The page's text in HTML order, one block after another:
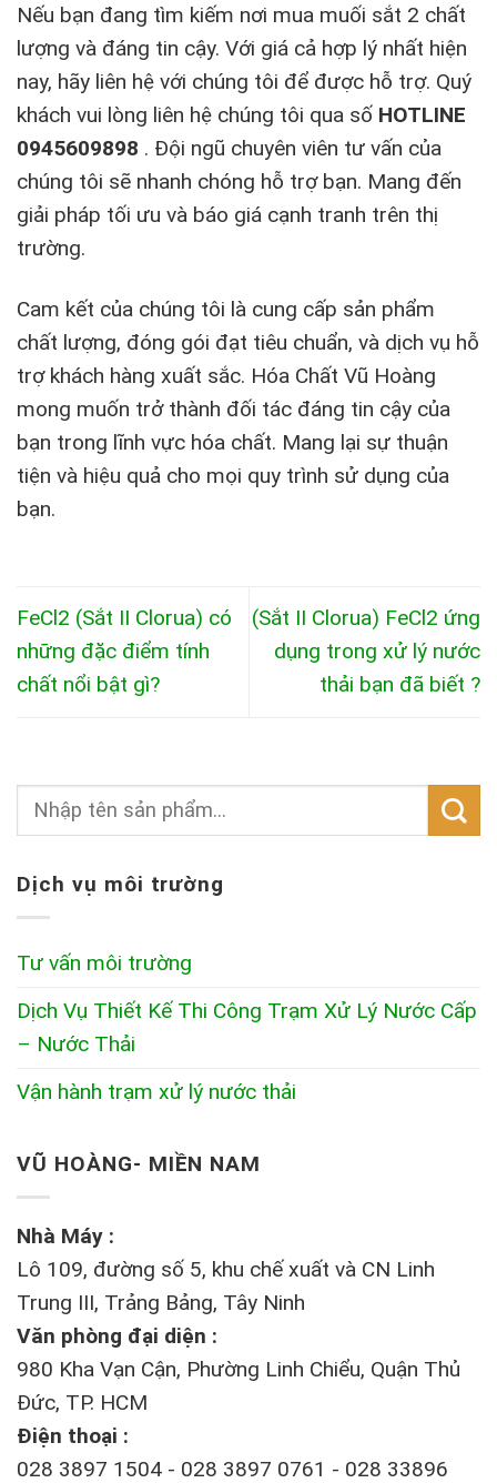
Nếu bạn đang tìm kiếm nơi mua muối sắt 2 chất
lượng và đáng tin cậy. Với giá cả hợp lý nhất hiện
nay, hãy liên hệ với chúng tôi để được hỗ trợ. Quý
khách vui lòng liên hệ chúng tôi qua số HOTLINE
0945609898 . Đội ngũ chuyên viên tư vấn của
chúng tôi sẽ nhanh chóng hỗ trợ bạn. Mang đến
giải pháp tối ưu và báo giá cạnh tranh trên thị
trường.
Cam kết của chúng tôi là cung cấp sản phẩm
chất lượng, đóng gói đạt tiêu chuẩn, và dịch vụ hỗ
trợ khách hàng xuất sắc. Hóa Chất Vũ Hoàng
mong muốn trở thành đối tác đáng tin cậy của
bạn trong lĩnh vực hóa chất. Mang lại sự thuận
tiện và hiệu quả cho mọi quy trình sử dụng của
bạn.
FeCl2 (Sắt II Clorua) có
những đặc điểm tính
chất nổi bật gì?
(Sắt II Clorua) FeCl2 ứng
dụng trong xử lý nước
thải bạn đã biết ?
Dịch vụ môi trường
Tư vấn môi trường
Dịch Vụ Thiết Kế Thi Công Trạm Xử Lý Nước Cấp
– Nước Thải
Vận hành trạm xử lý nước thải
VŨ HOÀNG- MIỀN NAM
Nhà Máy :
Lô 109, đường số 5, khu chế xuất và CN Linh
Trung III, Trảng Bảng, Tây Ninh
Văn phòng đại diện :
980 Kha Vạn Cận, Phường Linh Chiểu, Quận Thủ
Đức, TP. HCM
Điện thoại :
028 3897 1504 - 028 3897 0761 - 028 33896